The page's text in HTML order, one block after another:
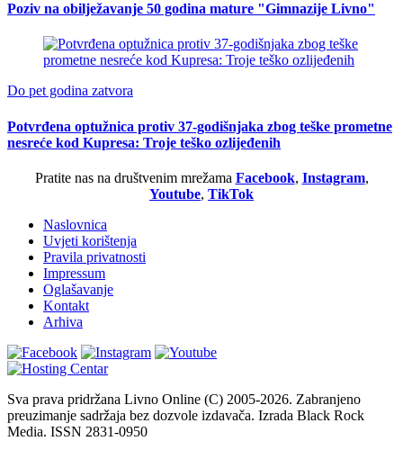
Poziv na obilježavanje 50 godina mature "Gimnazije Livno"
Do pet godina zatvora
Potvrđena optužnica protiv 37-godišnjaka zbog teške prometne
nesreće kod Kupresa: Troje teško ozlijeđenih
Pratite nas na društvenim mrežama Facebook, Instagram,
Youtube, TikTok
Naslovnica
Uvjeti korištenja
Pravila privatnosti
Impressum
Oglašavanje
Kontakt
Arhiva
Sva prava pridržana Livno Online (C) 2005-2026. Zabranjeno
preuzimanje sadržaja bez dozvole izdavača. Izrada Black Rock
Media. ISSN 2831-0950